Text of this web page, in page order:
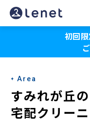
す
み
が
丘
の
ク
初回
Area
すみれが丘
宅配クリー